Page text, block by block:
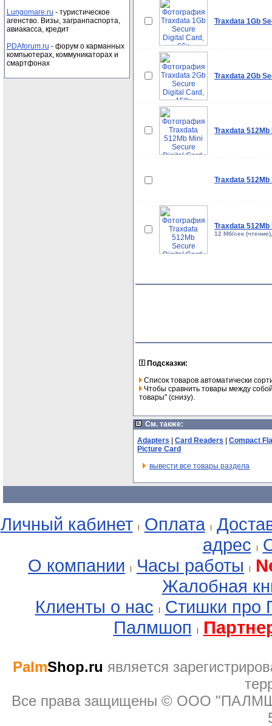
Lungomare.ru - туристическое
агенство. Визы, загранпаспорта,
авиакасса, кредит
PDAforum.ru - форум о карманных
компьютерах, коммуникаторах и
смартфонах
Traxdata 1Gb
Traxdata 2Gb
Traxdata
Traxdata
Traxdata
12 Мб/сек
Подсказки:
Список товаров автоматически
Чтобы сравнить товары между
товары" (снизу).
См. также:
Adapters
Card Readers
Compact
Picture Card
вывести все товары раздела
Личный кабинет Оплата
адрес
О компании
Часы работы
Жалобная
Клиенты о нас
Стишки
Палмшоп
PalmShop.ru являeтся
Все права защищены © ООО